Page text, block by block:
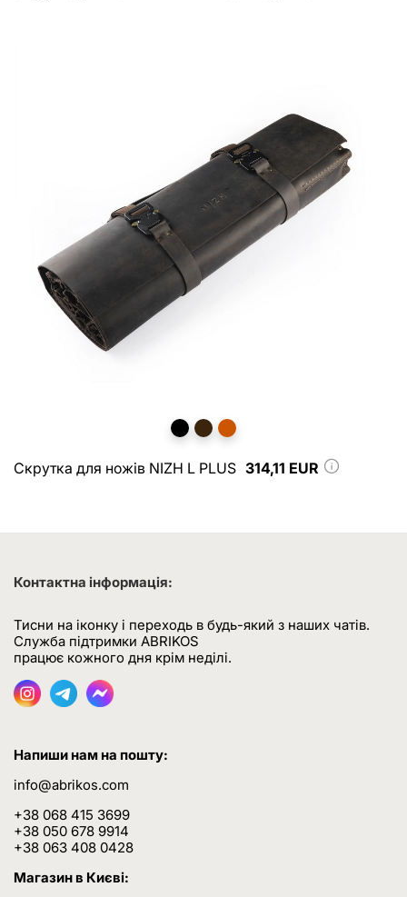
Скрутка для ножів NIZH L PLUS 314,11 EUR
Контактна інформація:
Тисни на іконку і переходь в будь-який з наших чатів.
Служба підтримки ABRIKOS
працює кожного дня крім неділі.
Напиши нам на пошту:
info@abrikos.com
+38 068 415 3699
+38 050 678 9914
+38 063 408 0428
Магазин в Києві: